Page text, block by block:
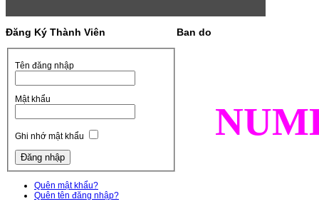
Đăng Ký Thành Viên
Tên đăng nhập
Mật khẩu
Ghi nhớ mật khẩu
Quên mật khẩu?
Quên tên đăng nhập?
Ban do